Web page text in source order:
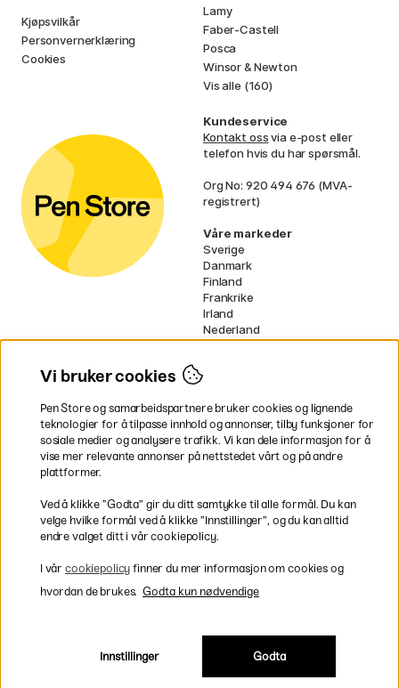
Kjøpsvilkår
Personvernerklæring
Cookies
Lamy
Faber-Castell
Posca
Winsor & Newton
Vis alle (160)
Kundeservice
Kontakt ossvia e-post eller
telefon hvis du har spørsmål.
Org No: 920 494 676 (MVA-
registrert)
Våre markeder
Sverige
Danmark
Finland
Frankrike
Irland
Nederland
Tyskland
* Spesifikkefraktvilkårgjelder for
voluminøse varer.
Rask og smidig levering
Inkl. moms
Vi bruker cookies
Pen Store og samarbeidspartnere bruker cookies og lignende
teknologier for å tilpasse innhold og annonser, tilby funksjoner for
sosiale medier og analysere trafikk. Vi kan dele informasjon for å
vise mer relevante annonser på nettstedet vårt og på andre
plattformer.
Ved å klikke ”Godta” gir du ditt samtykke til alle formål. Du kan
velge hvilke formål ved å klikke ”Innstillinger”, og du kan alltid
endre valget ditt i vår cookiepolicy.
I vår cookiepolicy finner du mer informasjon om cookies og
hvordan de brukes. Godta kun nødvendige
Innstillinger Godta